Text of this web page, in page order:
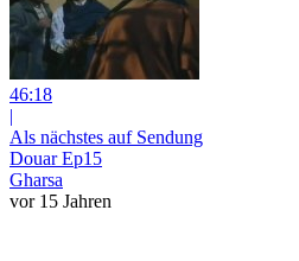
46:18
|
Als nächstes auf Sendung
Douar Ep15
Gharsa
vor 15 Jahren